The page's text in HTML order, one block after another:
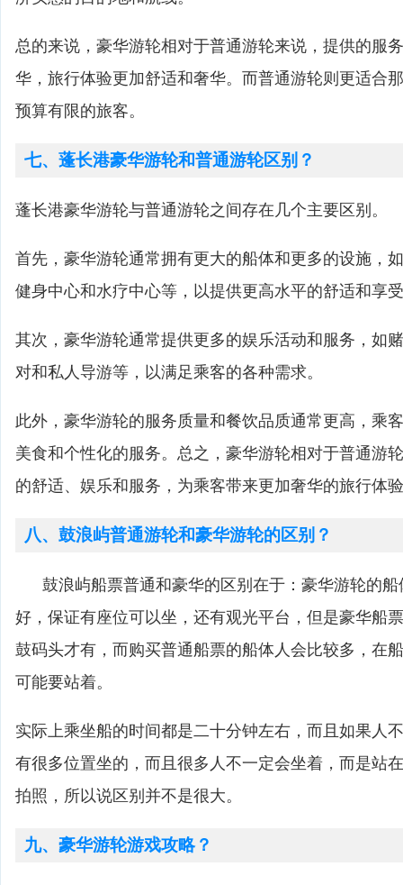
总的来说，豪华游轮相对于普通游轮来说，提供的服
华，旅行体验更加舒适和奢华。而普通游轮则更适合
预算有限的旅客。
七、蓬长港豪华游轮和普通游轮区别？
蓬长港豪华游轮与普通游轮之间存在几个主要区别。
首先，豪华游轮通常拥有更大的船体和更多的设施，
健身中心和水疗中心等，以提供更高水平的舒适和享
其次，豪华游轮通常提供更多的娱乐活动和服务，如
对和私人导游等，以满足乘客的各种需求。
此外，豪华游轮的服务质量和餐饮品质通常更高，乘
美食和个性化的服务。总之，豪华游轮相对于普通游
的舒适、娱乐和服务，为乘客带来更加奢华的旅行体
八、鼓浪屿普通游轮和豪华游轮的区别？
鼓浪屿船票普通和豪华的区别在于：豪华游轮的船
好，保证有座位可以坐，还有观光平台，但是豪华船
鼓码头才有，而购买普通船票的船体人会比较多，在
可能要站着。
实际上乘坐船的时间都是二十分钟左右，而且如果人
有很多位置坐的，而且很多人不一定会坐着，而是站
拍照，所以说区别并不是很大。
九、豪华游轮游戏攻略？